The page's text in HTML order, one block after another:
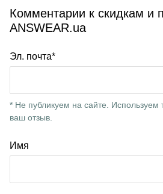
Комментарии к скидкам и
ANSWEAR.ua
Эл. почта*
* Не публикуем на сайте. Используем
ваш отзыв.
Имя